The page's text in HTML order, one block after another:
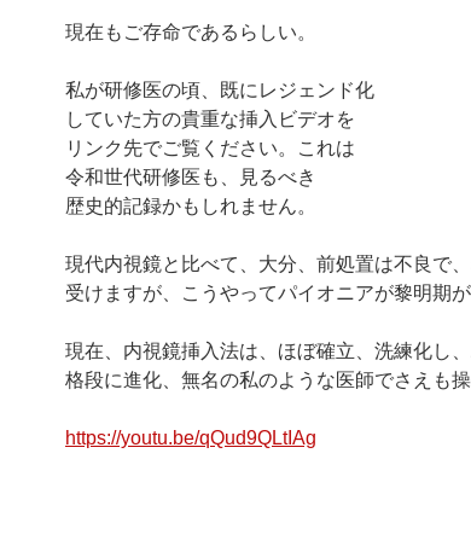
現在もご存命であるらしい。
私が研修医の頃、既にレジェンド化
していた方の貴重な挿入ビデオを
リンク先でご覧ください。これは
令和世代研修医も、見るべき
歴史的記録かもしれません。
現代内視鏡と比べて、大分、前処置は不良で
受けますが、こうやってパイオニアが黎明期
現在、内視鏡挿入法は、ほぼ確立、洗練化し
格段に進化、無名の私のような医師でさえも
https://youtu.be/qQud9QLtIAg